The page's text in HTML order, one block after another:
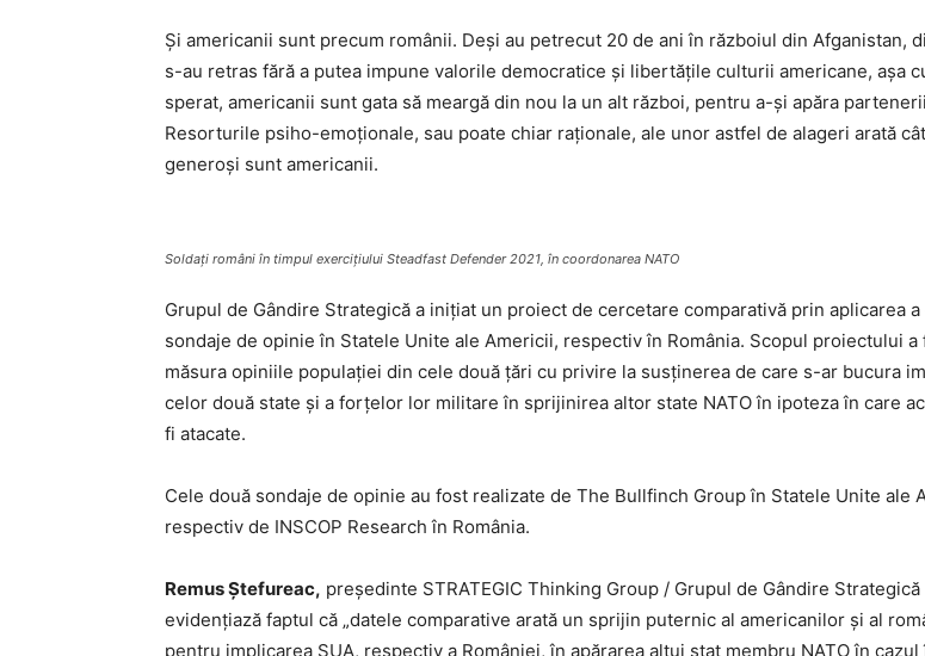
Și americanii sunt precum românii. Deși au petrecut 20 de ani în războiul din Afganistan,
s-au retras fără a putea impune valorile democratice și libertățile culturii americane, așa
sperat, americanii sunt gata să meargă din nou la un alt război, pentru a-și apăra
Resorturile psiho-emoționale, sau poate chiar raționale, ale unor astfel de alageri arată
generoși sunt americanii.
Soldați români în timpul exercițiului Steadfast Defender 2021, în coordonarea NATO
Grupul de Gândire Strategică a inițiat un proiect de cercetare comparativă prin aplicarea a
sondaje de opinie în Statele Unite ale Americii, respectiv în România. Scopul proiectului a
măsura opiniile populației din cele două țări cu privire la susținerea de care s-ar bucura
celor două state și a forțelor lor militare în sprijinirea altor state NATO în ipoteza în care
fi atacate.
Cele două sondaje de opinie au fost realizate de The Bullfinch Group în Statele Unite ale
respectiv de INSCOP Research în România.
Remus Ștefureac, președinte STRATEGIC Thinking Group / Grupul de Gândire Strategică
evidențiază faptul că „datele comparative arată un sprijin puternic al americanilor și al
pentru implicarea SUA, respectiv a României, în apărarea altui stat membru NATO în cazul